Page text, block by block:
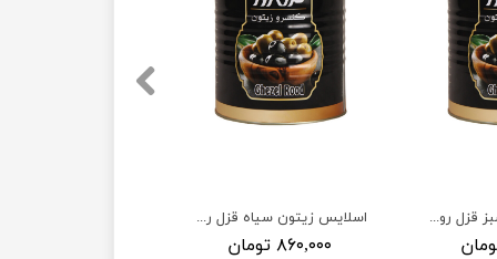
اسلایس زیتون سیاه قزل رود - حلب 1500 گرم
۸۶۰,۰۰۰ تومان
اسلایس زیتون سبز قزل رود - حلب 1500 گرم